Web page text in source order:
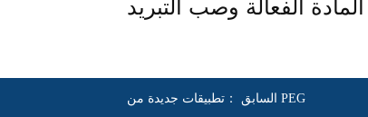
السابق ： تطبيقات جديدة من PEG